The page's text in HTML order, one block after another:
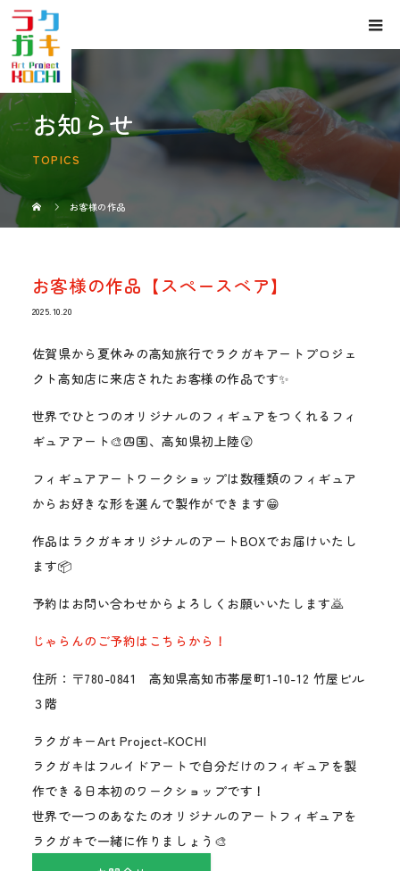
お知らせ
TOPICS
お客様の作品
お客様の作品【スペースベア】
2025.10.20
佐賀県から夏休みの高知旅行でラクガキアートプロジェ
クト高知店に来店されたお客様の作品です✨
世界でひとつのオリジナルのフィギュアをつくれるフィ
ギュアアート🎨四国、高知県初上陸😲
フィギュアアートワークショップは数種類のフィギュア
からお好きな形を選んで製作ができます😁
作品はラクガキオリジナルのアートBOXでお届けいたし
ます📦
予約はお問い合わせからよろしくお願いいたします🙇
じゃらんのご予約はこちらから！
住所：〒780-0841 高知県高知市帯屋町1-10-12 竹屋ビル
３階
ラクガキーArt Project-KOCHI
ラクガキはフルイドアートで自分だけのフィギュアを製
作できる日本初のワークショップです！
世界で一つのあなたのオリジナルのアートフィギュアを
ラクガキで一緒に作りましょう🎨